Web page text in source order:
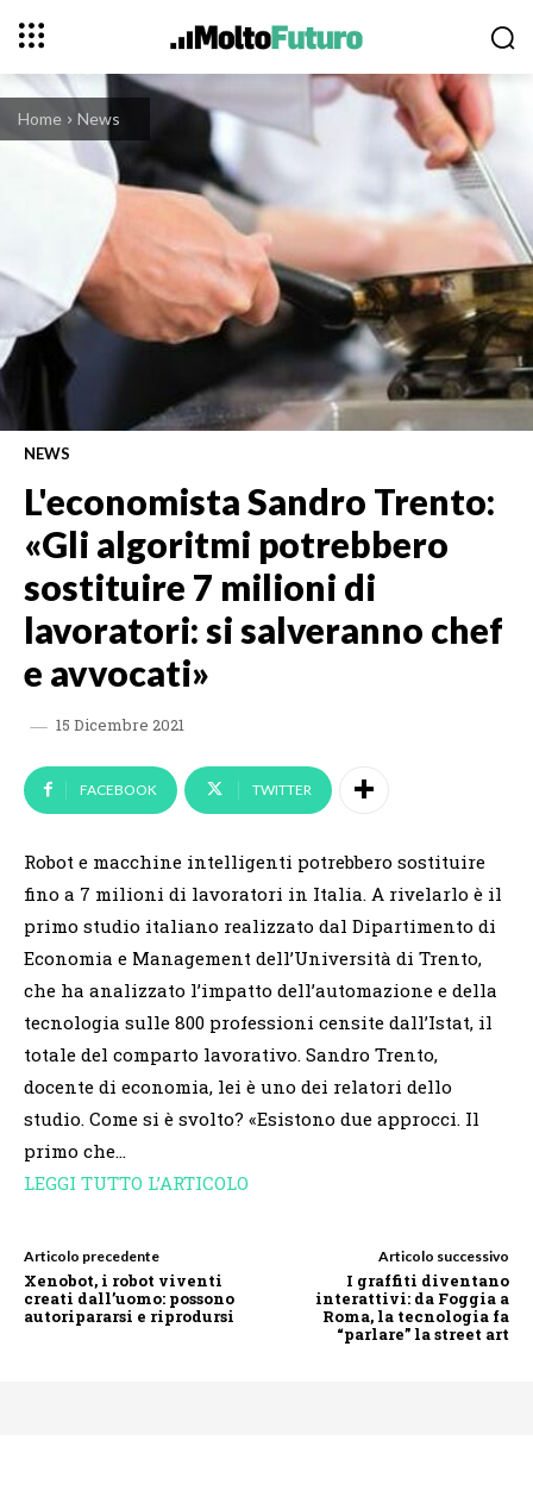
Home News
NEWS
L'economista Sandro Trento:
«Gli algoritmi potrebbero
sostituire 7 milioni di
lavoratori: si salveranno chef
e avvocati»
15 Dicembre 2021
FACEBOOK TWITTER
Robot e macchine intelligenti potrebbero sostituire
fino a 7 milioni di lavoratori in Italia. A rivelarlo è il
primo studio italiano realizzato dal Dipartimento di
Economia e Management dell’Università di Trento,
che ha analizzato l’impatto dell’automazione e della
tecnologia sulle 800 professioni censite dall’Istat, il
totale del comparto lavorativo. Sandro Trento,
docente di economia, lei è uno dei relatori dello
studio. Come si è svolto? «Esistono due approcci. Il
primo che…
LEGGI TUTTO L’ARTICOLO
Articolo precedente
Xenobot, i robot viventi
creati dall’uomo: possono
autoripararsi e riprodursi
Articolo successivo
I graffiti diventano
interattivi: da Foggia a
Roma, la tecnologia fa
“parlare” la street art